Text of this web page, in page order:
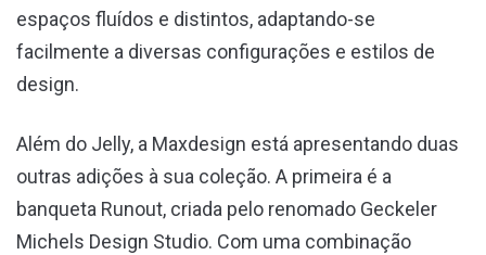
espaços fluídos e distintos, adaptando-se
facilmente a diversas configurações e estilos de
design.
Além do Jelly, a Maxdesign está apresentando duas
outras adições à sua coleção. A primeira é a
banqueta Runout, criada pelo renomado Geckeler
Michels Design Studio. Com uma combinação